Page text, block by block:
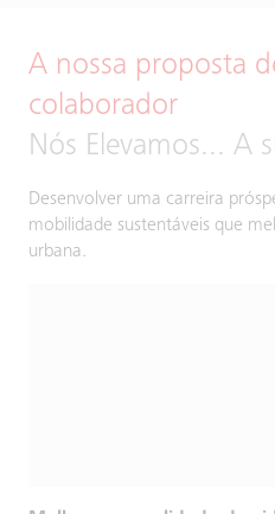
A nossa proposta
colaborador
Nós Elevamos... A
Desenvolver uma carreira
mobilidade sustentáveis que
urbana.